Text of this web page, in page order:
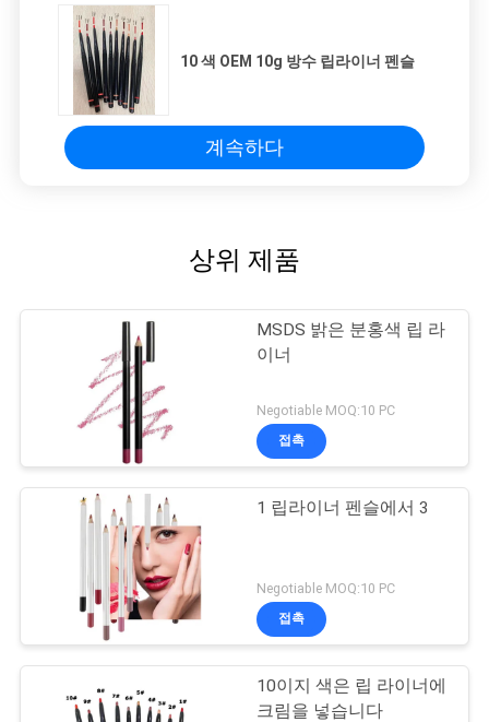
10 색 OEM 10g 방수 립라이너 펜슬
계속하다
상위 제품
MSDS 밝은 분홍색 립 라
이너
Negotiable MOQ:10 PC
접촉
1 립라이너 펜슬에서 3
Negotiable MOQ:10 PC
접촉
10이지 색은 립 라이너에
크림을 넣습니다